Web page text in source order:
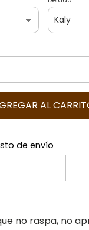
AL
de envío
no raspa, no